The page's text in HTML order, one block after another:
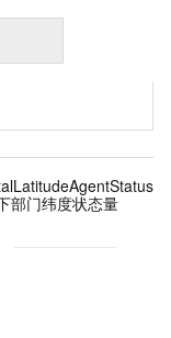
部门纬度状态量